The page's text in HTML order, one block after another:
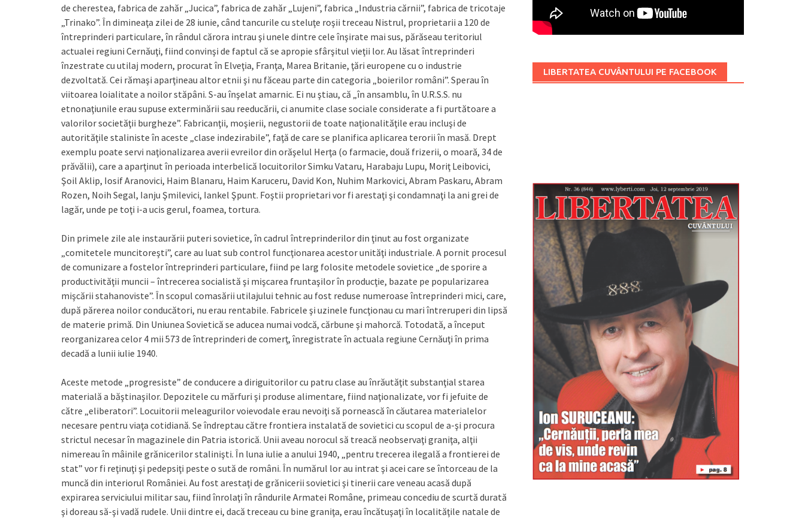
de cherestea, fabrica de zahăr „Jucica”, fabrica de zahăr „Lujeni”, fabrica „Industria cărnii”, fabrica de tricotaje
„Trinako”. În dimineaţa zilei de 28 iunie, când tancurile cu steluţe roşii treceau Nistrul, proprietarii a 120 de
întreprinderi particulare, în rândul cărora intrau şi unele dintre cele înşirate mai sus, părăseau teritoriul
actualei regiuni Cernăuţi, fiind convinşi de faptul că se apropie sfârşitul vieţii lor. Au lăsat întreprinderi
înzestrate cu utilaj modern, procurat în Elveţia, Franţa, Marea Britanie, ţări europene cu o industrie
dezvoltată. Cei rămaşi aparţineau altor etnii şi nu făceau parte din categoria „boierilor români”. Sperau în
viitoarea loialitate a noilor stăpâni. S-au înşelat amarnic. Ei nu ştiau, că „în ansamblu, în U.R.S.S. nu
etnonaţiunile erau supuse exterminării sau reeducării, ci anumite clase sociale considerate a fi purtătoare a
valorilor societăţii burgheze”. Fabricanţii, moşierii, negustorii de toate naţionalităţile erau incluşi de
autorităţile staliniste în aceste „clase indezirabile”, faţă de care se planifica aplicarea terorii în masă. Drept
exemplu poate servi naţionalizarea averii evreilor din orăşelul Herţa (o farmacie, două frizerii, o moară, 34 de
prăvălii), care a aparţinut în perioada interbelică locuitorilor Simku Vataru, Harabaju Lupu, Moriţ Leibovici,
Şoil Aklip, Iosif Aranovici, Haim Blanaru, Haim Karuceru, David Kon, Nuhim Markovici, Abram Paskaru, Abram
Rozen, Noih Segal, Ianju Şmilevici, Iankel Şpunt. Foştii proprietari vor fi arestaţi şi condamnaţi la ani grei de
lagăr, unde pe toţi i-a ucis gerul, foamea, tortura.
Din primele zile ale instaurării puteri sovietice, în cadrul întreprinderilor din ţinut au fost organizate
„comitetele muncitoreşti”, care au luat sub control funcţionarea acestor unităţi industriale. A pornit procesul
de comunizare a fostelor întreprinderi particulare, fiind pe larg folosite metodele sovietice „de sporire a
productivităţii muncii – întrecerea socialistă şi mişcarea fruntaşilor în producţie, bazate pe popularizarea
mişcării stahanoviste”. În scopul comasării utilajului tehnic au fost reduse numeroase întreprinderi mici, care,
după părerea noilor conducători, nu erau rentabile. Fabricele şi uzinele funcţionau cu mari întreruperi din lipsă
de materie primă. Din Uniunea Sovietică se aducea numai vodcă, cărbune şi mahorcă. Totodată, a început
reorganizarea celor 4 mii 573 de întreprinderi de comerţ, înregistrate în actuala regiune Cernăuţi în prima
decadă a lunii iulie 1940.
Aceste metode „progresiste” de conducere a diriguitorilor cu patru clase au înrăutăţit substanţial starea
materială a băştinaşilor. Depozitele cu mărfuri şi produse alimentare, fiind naţionalizate, vor fi jefuite de
către „eliberatori”. Locuitorii meleagurilor voievodale erau nevoiţi să pornească în căutarea materialelor
necesare pentru viaţa cotidiană. Se îndreptau către frontiera instalată de sovietici cu scopul de a-şi procura
strictul necesar în magazinele din Patria istorică. Unii aveau norocul să treacă neobservaţi graniţa, alţii
nimereau în mâinile grănicerilor stalinişti. În luna iulie a anului 1940, „pentru trecerea ilegală a frontierei de
stat” vor fi reţinuţi şi pedepsiţi peste o sută de români. În numărul lor au intrat şi acei care se întorceau de la
muncă din interiorul României. Au fost arestaţi de grănicerii sovietici şi tinerii care veneau acasă după
expirarea serviciului militar sau, fiind înrolaţi în rândurile Armatei Române, primeau concediu de scurtă durată
şi doreau să-şi vadă rudele. Unii dintre ei, dacă treceau cu bine graniţa, erau încătuşaţi în localităţile natale de
LIBERTATEA CUVÂNTULUI PE FACEBOOK